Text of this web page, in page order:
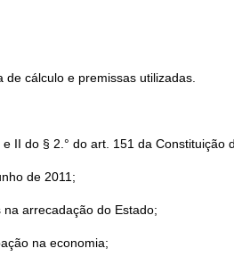
cálculo e premissas utilizadas.
II do § 2.° do art. 151 da Constituição
de 2011;
arrecadação do Estado;
na economia;